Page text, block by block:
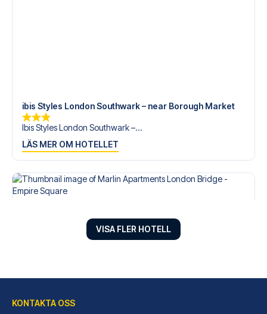
ibis Styles London Southwark – near Borough Market
Ibis Styles London Southwark –...
LÄS MER OM HOTELLET
VISA FLER HOTELL
KONTAKTA OSS